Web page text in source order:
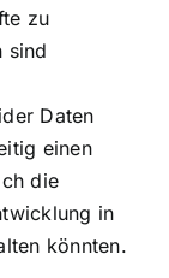
zu
sind
Daten
einen
die
in
könnten.